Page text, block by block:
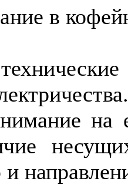
и